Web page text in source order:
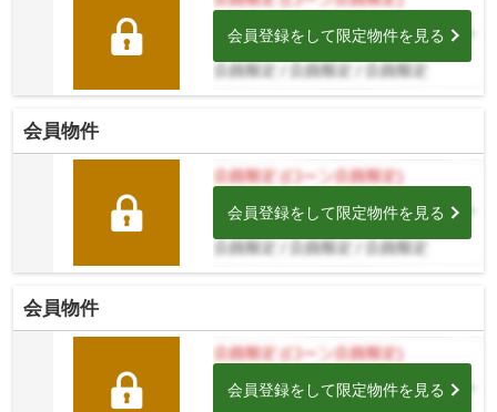
会員登録をして限定物件を見る
会員物件
会員登録をして限定物件を見る
会員物件
会員登録をして限定物件を見る